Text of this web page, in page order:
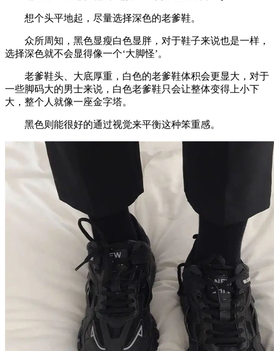
想个头平地起，尽量选择深色的老爹鞋。
众所周知，黑色显瘦白色显胖，对于鞋子来说也是一样，
选择深色就不会显得像一个‘大脚怪’。
老爹鞋头、大底厚重，白色的老爹鞋体积会更显大，对于
一些脚码大的男士来说，白色老爹鞋只会让整体变得上小下
大，整个人就像一座金字塔。
黑色则能很好的通过视觉来平衡这种笨重感。